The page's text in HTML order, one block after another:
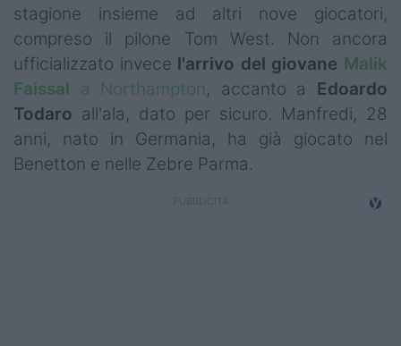
Mercato
Serie A Elite
Campionati
Serie A
stagione insieme ad altri nove giocatori,
compreso il pilone Tom West. Non ancora
ufficializzato invece l'arrivo del giovane Malik
Faissal a Northampton, accanto a Edoardo
Todaro all'ala, dato per sicuro. Manfredi, 28
anni, nato in Germania, ha già giocato nel
Benetton e nelle Zebre Parma.